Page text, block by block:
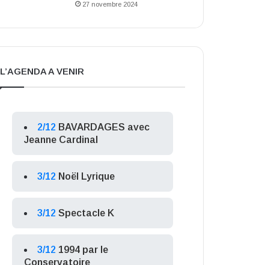
27 novembre 2024
L’AGENDA A VENIR
2/12 BAVARDAGES avec
Jeanne Cardinal
3/12 Noël Lyrique
3/12 Spectacle K
3/12 1994 par le
Conservatoire